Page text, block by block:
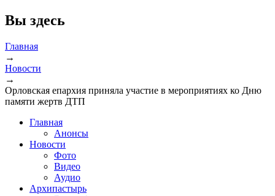
Вы здесь
Главная
→
Новости
→
Орловская епархия приняла участие в мероприятиях ко Дню
памяти жертв ДТП
Главная
Анонсы
Новости
Фото
Видео
Аудио
Архипастырь